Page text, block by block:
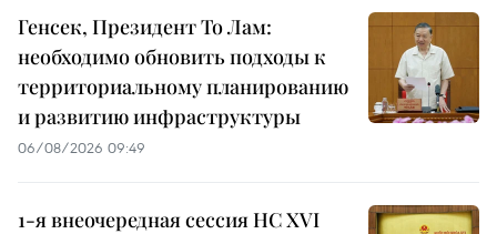
Генсек, Президент То Лам:
необходимо обновить подходы к
территориальному планированию
и развитию инфраструктуры
06/08/2026 09:49
1-я внеочередная сессия НС XVI